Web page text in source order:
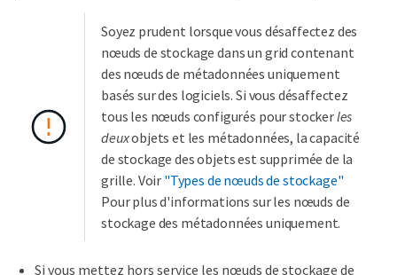
Soyez prudent lorsque vous désaffectez des
nœuds de stockage dans un grid contenant
des nœuds de métadonnées uniquement
basés sur des logiciels. Si vous désaffectez
tous les nœuds configurés pour stockerles
deuxobjets et les métadonnées, la capacité
de stockage des objets est supprimée de la
grille. Voir "Types de nœuds de stockage"
Pour plus d'informations sur les nœuds de
stockage des métadonnées uniquement.
Si vous mettez hors service les nœuds de stockage de